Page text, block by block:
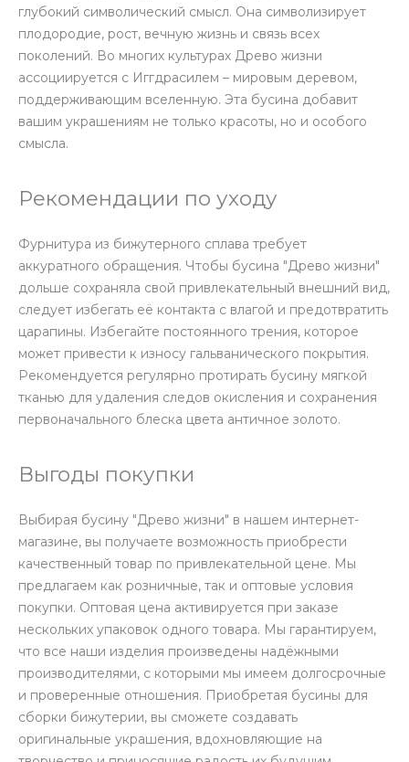
глубокий символический смысл. Она символизирует
плодородие, рост, вечную жизнь и связь всех
поколений. Во многих культурах Древо жизни
ассоциируется с Иггдрасилем – мировым деревом,
поддерживающим вселенную. Эта бусина добавит
вашим украшениям не только красоты, но и особого
смысла.
Рекомендации по уходу
Фурнитура из бижутерного сплава требует
аккуратного обращения. Чтобы бусина "Древо жизни"
дольше сохраняла свой привлекательный внешний вид,
следует избегать её контакта с влагой и предотвратить
царапины. Избегайте постоянного трения, которое
может привести к износу гальванического покрытия.
Рекомендуется регулярно протирать бусину мягкой
тканью для удаления следов окисления и сохранения
первоначального блеска цвета античное золото.
Выгоды покупки
Выбирая бусину "Древо жизни" в нашем интернет-
магазине, вы получаете возможность приобрести
качественный товар по привлекательной цене. Мы
предлагаем как розничные, так и оптовые условия
покупки. Оптовая цена активируется при заказе
нескольких упаковок одного товара. Мы гарантируем,
что все наши изделия произведены надёжными
производителями, с которыми мы имеем долгосрочные
и проверенные отношения. Приобретая бусины для
сборки бижутерии, вы сможете создавать
оригинальные украшения, вдохновляющие на